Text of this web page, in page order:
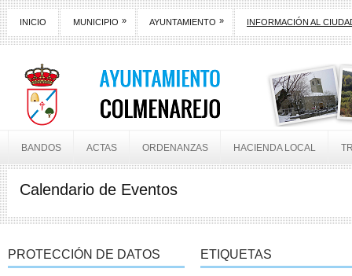
INICIO MUNICIPIO » AYUNTAMIENTO » INFORMACIÓN AL
BANDOS ACTAS ORDENANZAS HACIENDA LOCAL
Calendario de Eventos
PROTECCIÓN DE DATOS ETIQUETAS